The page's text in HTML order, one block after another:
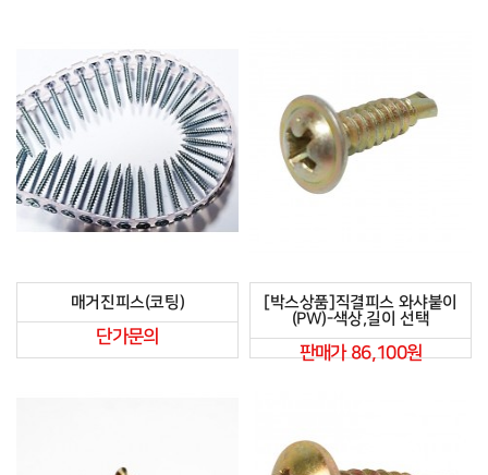
매거진피스(코팅)
단가문의
[박스상품]직결피스 와샤붙이
(PW)-색상,길이 선택
판매가 86,100원